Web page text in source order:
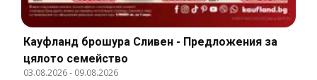
Кауфланд брошура Сливен - Предложения за
цялото семейство
03.08.2026- 09.08.2026